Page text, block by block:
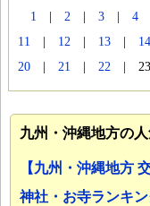
1 | 2 | 3 | 4
11
| 12 | 13 | 14
20 | 21 | 22 |
九州・沖縄地方の
【九州・沖縄地方
神社・お寺ランキン